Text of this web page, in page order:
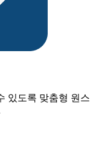
있도록 맞춤형 원스